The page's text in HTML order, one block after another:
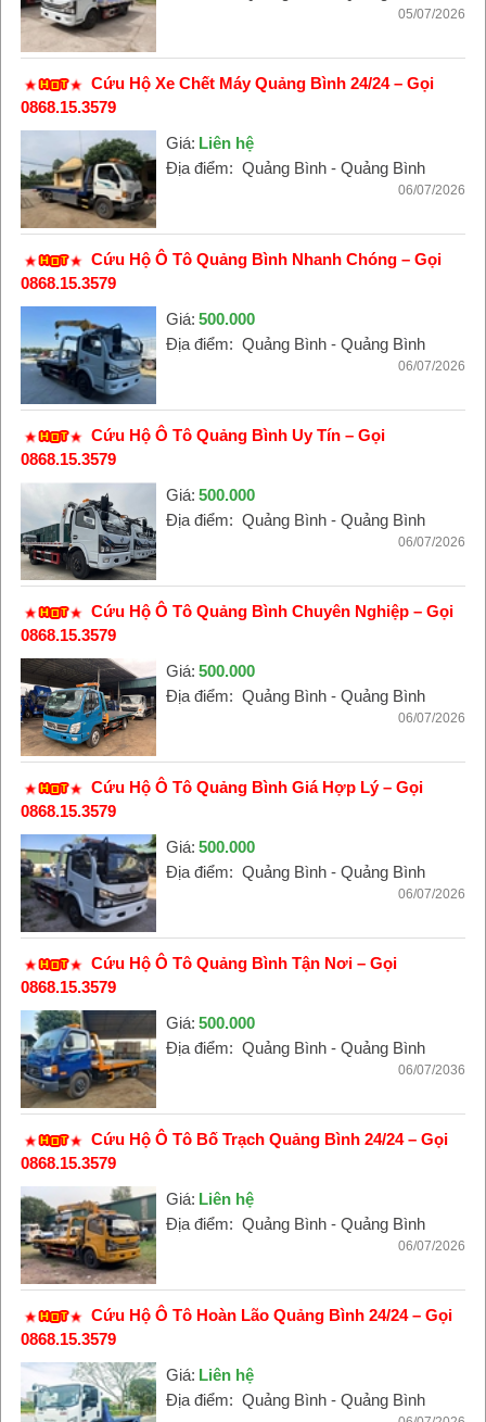
05/07/2026
Cứu Hộ Xe Chết Máy Quảng Bình 24/24 – Gọi
0868.15.3579
Giá: Liên hệ
Địa điểm: Quảng Bình - Quảng Bình
06/07/2026
Cứu Hộ Ô Tô Quảng Bình Nhanh Chóng – Gọi
0868.15.3579
Giá: 500.000
Địa điểm: Quảng Bình - Quảng Bình
06/07/2026
Cứu Hộ Ô Tô Quảng Bình Uy Tín – Gọi
0868.15.3579
Giá: 500.000
Địa điểm: Quảng Bình - Quảng Bình
06/07/2026
Cứu Hộ Ô Tô Quảng Bình Chuyên Nghiệp – Gọi
0868.15.3579
Giá: 500.000
Địa điểm: Quảng Bình - Quảng Bình
06/07/2026
Cứu Hộ Ô Tô Quảng Bình Giá Hợp Lý – Gọi
0868.15.3579
Giá: 500.000
Địa điểm: Quảng Bình - Quảng Bình
06/07/2026
Cứu Hộ Ô Tô Quảng Bình Tận Nơi – Gọi
0868.15.3579
Giá: 500.000
Địa điểm: Quảng Bình - Quảng Bình
06/07/2036
Cứu Hộ Ô Tô Bố Trạch Quảng Bình 24/24 – Gọi
0868.15.3579
Giá: Liên hệ
Địa điểm: Quảng Bình - Quảng Bình
06/07/2026
Cứu Hộ Ô Tô Hoàn Lão Quảng Bình 24/24 – Gọi
0868.15.3579
Giá: Liên hệ
Địa điểm: Quảng Bình - Quảng Bình